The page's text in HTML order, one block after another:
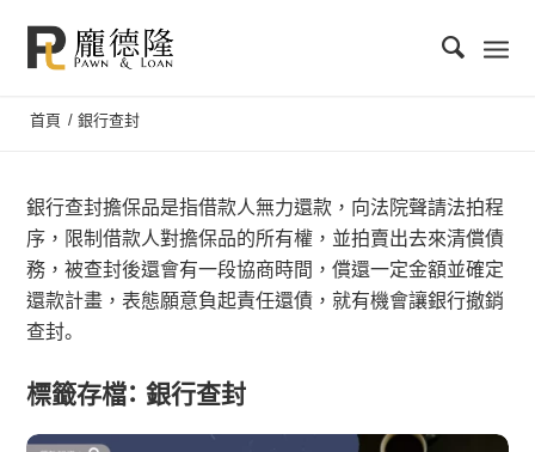
首頁 / 銀行查封
銀行查封擔保品是指借款人無力還款，向法院聲請法拍程
序，限制借款人對擔保品的所有權，並拍賣出去來清償債
務，被查封後還會有一段協商時間，償還一定金額並確定
還款計畫，表態願意負起責任還債，就有機會讓銀行撤銷
查封。
標籤存檔：銀行查封